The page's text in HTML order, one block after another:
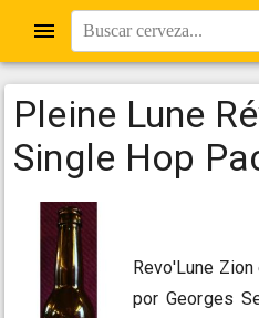
Buscar cerveza...
Pleine Lune
Single Hop
Revo'Lune
por Georges